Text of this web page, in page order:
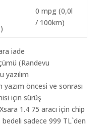
0 mpg (0,0l
/ 100km)
iade
(Randevu
öncesi ve sonrası
için sürüş
1.4 75 aracı için chip
bedeli sadece 999 TL`den